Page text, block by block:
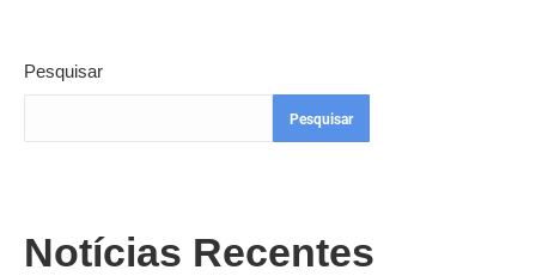
Pesquisar
Pesquisar
Notícias Recentes